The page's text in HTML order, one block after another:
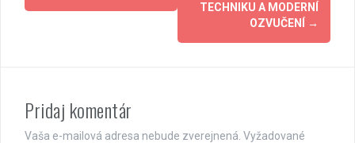
TECHNIKU A MODERNÍ
OZVUČENÍ
→
Pridaj komentár
Vaša e-mailová adresa nebude zverejnená. Vyžadované